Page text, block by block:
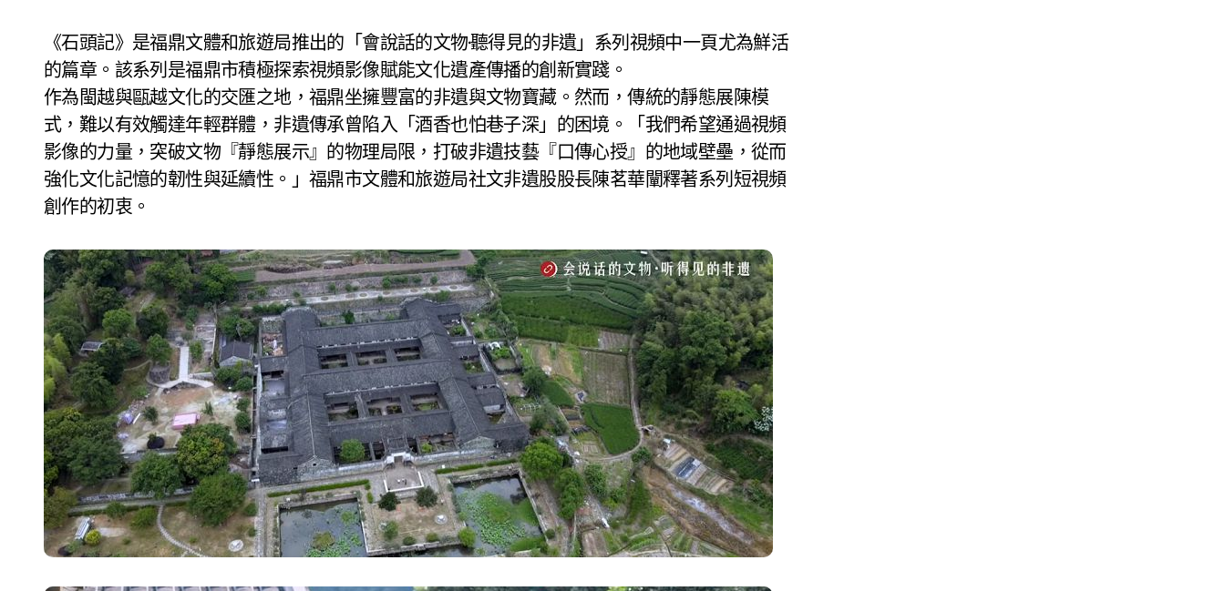
《石頭記》是福鼎文體和旅遊局推出的「會說話的文物·聽得見的非遺」系列視頻中一頁尤為鮮活
的篇章。該系列是福鼎市積極探索視頻影像賦能文化遺產傳播的創新實踐。
作為閩越與甌越文化的交匯之地，福鼎坐擁豐富的非遺與文物寶藏。然而，傳統的靜態展陳模
式，難以有效觸達年輕群體，非遺傳承曾陷入「酒香也怕巷子深」的困境。「我們希望通過視頻
影像的力量，突破文物『靜態展示』的物理局限，打破非遺技藝『口傳心授』的地域壁壘，從而
強化文化記憶的韌性與延續性。」福鼎市文體和旅遊局社文非遺股股長陳茗華闡釋著系列短視頻
創作的初衷。